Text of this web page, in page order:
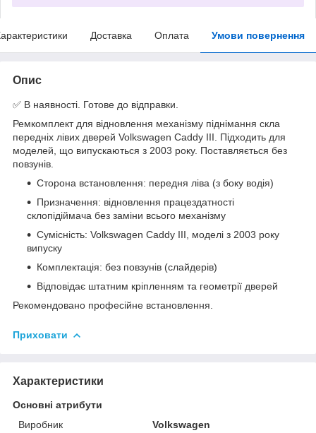
Доставка Оплата Умови повернення
Опис
✅ В наявності. Готове до відправки.
Ремкомплект для відновлення механізму піднімання скла
передніх лівих дверей Volkswagen Caddy III. Підходить для
моделей, що випускаються з 2003 року. Поставляється без
повзунів.
Сторона встановлення: передня ліва (з боку водія)
Призначення: відновлення працездатності
склопідіймача без заміни всього механізму
Сумісність: Volkswagen Caddy III, моделі з 2003 року
випуску
Комплектація: без повзунів (слайдерів)
Відповідає штатним кріпленням та геометрії дверей
Рекомендовано професійне встановлення.
Приховати
Характеристики
Основні атрибути
Виробник
Volkswagen